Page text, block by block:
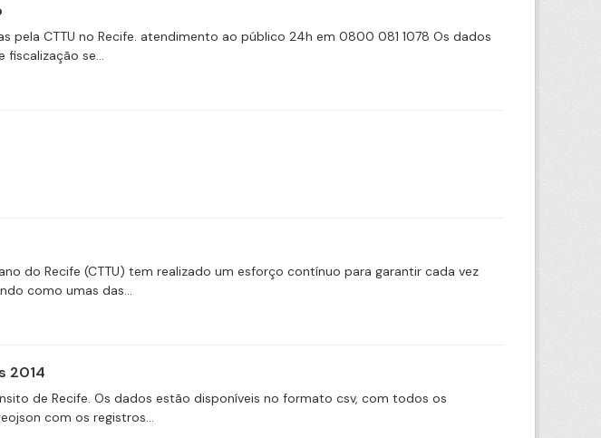
pela CTTU no Recife. atendimento ao público 24h em 0800 081 1078 Os dados
se...
do Recife (CTTU) tem realizado um esforço contínuo para garantir cada vez
como umas das...
2014
de Recife. Os dados estão disponíveis no formato csv, com todos os
com os registros...